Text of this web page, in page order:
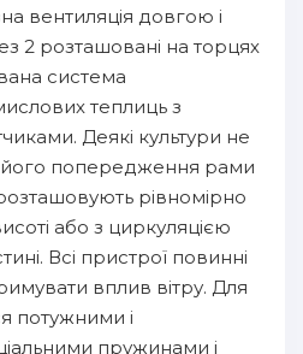
вентиляція довгою і
2 розташовані на торцях
система
теплиць з
Деякі культури не
його попередження рами
рівномірно
або з циркуляцією
Всі пристрої повинні
вплив вітру. Для
потужними і
пружинами і